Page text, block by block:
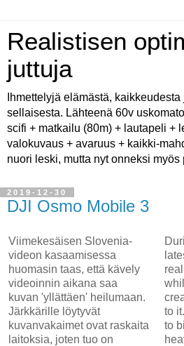
Realistisen
juttuja
Ihmettelyjä elämästä,
sellaisesta. Lähteenä 60v
scifi + matkailu (80m) + lautapeli +
valokuvaus + avaruus + kaikki-
nuori leski, mutta nyt onneksi
2019-12-30
DJI Osmo Mobile 3
Viimekesäisen Slovenia-
videon kasaamisessa
huomasin taas, että kävely
videoinnin aikana saa
kuvan 'yllättäen' heilumaan.
Järkkärille löytyvät
kuvanvakaimet ovat raskaita
laitoksia, joten tuo on
to
to